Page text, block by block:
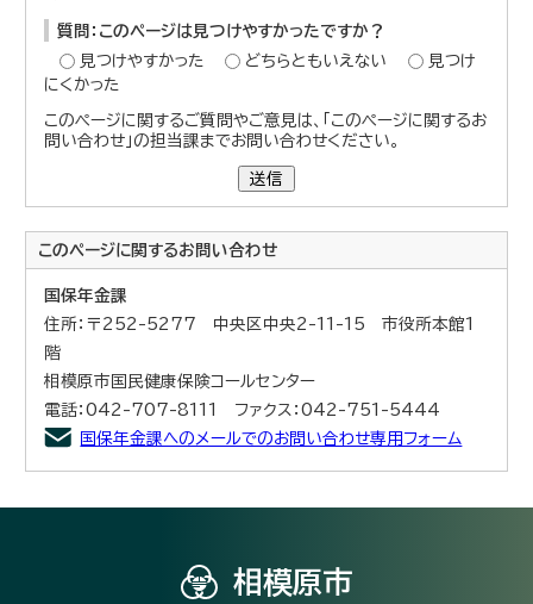
質問：このページは見つけやすかったですか？
見つけやすかった
どちらともいえない
見つけ
にくかった
このページに関するご質問やご意見は、「このページに関するお
問い合わせ」の担当課までお問い合わせください。
送信
このページに関するお問い合わせ
国保年金課
住所：〒252-5277 中央区中央2-11-15 市役所本館1
階
相模原市国民健康保険コールセンター
電話：042-707-8111 ファクス：042-751-5444
国保年金課へのメールでのお問い合わせ専用フォーム
相模原市